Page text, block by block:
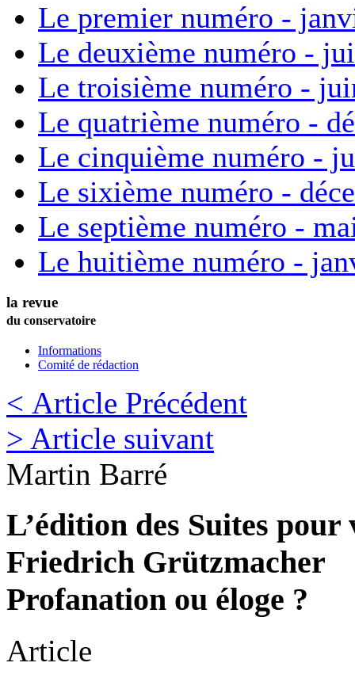
Le premier numéro -
Le deuxième numéro -
Le troisième numéro -
Le quatrième numéro -
Le cinquième numéro -
Le sixième numéro -
Le septième numéro -
Le huitième numéro -
la revue
du conservatoire
Informations
Comité de rédaction
< Article Précédent
> Article suivant
Martin Barré
L’édition des Suites
Friedrich Grützmacher
Profanation ou éloge ?
Article